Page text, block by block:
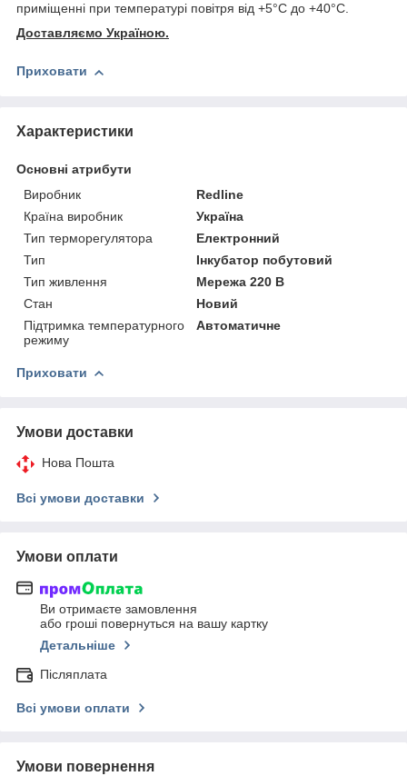
приміщенні при температурі повітря від +5°С до +40°С.
Доставляємо Україною.
Приховати
Характеристики
Основні атрибути
Виробник
Redline
Країна виробник
Україна
Тип терморегулятора
Електронний
Тип
Інкубатор побутовий
Тип живлення
Мережа 220 В
Стан
Новий
Підтримка температурного
режиму
Автоматичне
Приховати
Умови доставки
Нова Пошта
Всі умови доставки
Умови оплати
Ви отримаєте замовлення
або гроші повернуться на вашу картку
Детальніше
Післяплата
Всі умови оплати
Умови повернення